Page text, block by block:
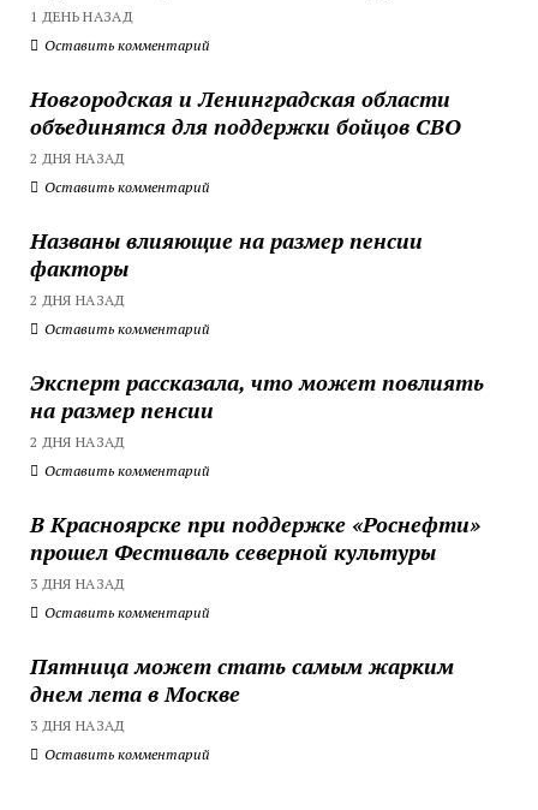
1 ДЕНЬ НАЗАД
Оставить комментарий
Новгородская и Ленинградская области
объединятся для поддержки бойцов СВО
2 ДНЯ НАЗАД
Оставить комментарий
Названы влияющие на размер пенсии
факторы
2 ДНЯ НАЗАД
Оставить комментарий
Эксперт рассказала, что может повлиять
на размер пенсии
2 ДНЯ НАЗАД
Оставить комментарий
В Красноярске при поддержке «Роснефти»
прошел Фестиваль северной культуры
3 ДНЯ НАЗАД
Оставить комментарий
Пятница может стать самым жарким
днем лета в Москве
3 ДНЯ НАЗАД
Оставить комментарий